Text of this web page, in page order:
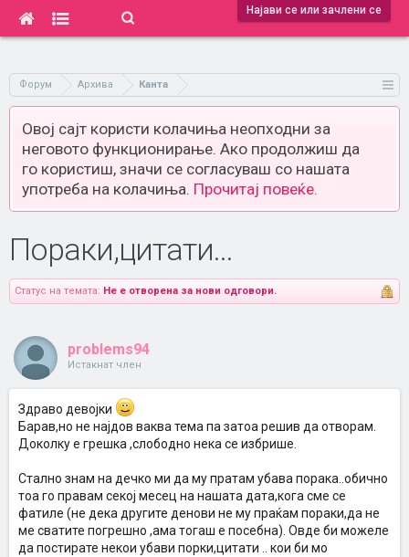
Најави се или зачлени се
Форум Архива Канта
Овој сајт користи колачиња неопходни за
неговото функционирање. Ако продолжиш да
го користиш, значи се согласуваш со нашата
употреба на колачиња. Прочитај повеќе.
Пораки,цитати...
Статус на темата: Не е отворена за нови одговори.
problems94
Истакнат член
Здраво девојки
Барав,но не најдов ваква тема па затоа решив да отворам.
Доколку е грешка ,слободно нека се избрише.
Стално знам на дечко ми да му пратам убава порака..обично
тоа го правам секој месец на нашата дата,кога сме се
фатиле (не дека другите денови не му праќам пораки,да не
ме сватите погрешно ,ама тогаш е посебна). Овде би можеле
да постирате некои убави порки,цитати .. кои би мо